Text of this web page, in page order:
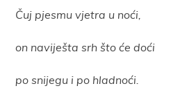
Čuj pjesmu vjetra u noći,
on naviješta srh što će doći
po snijegu i po hladnoći.